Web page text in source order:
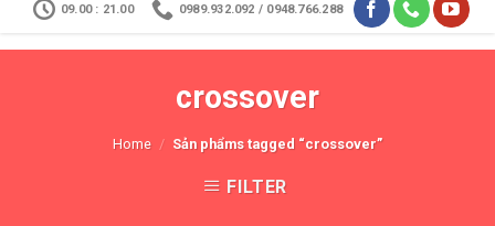
09.00 : 21.00 0989.932.092 / 0948.766.288
crossover
Home / Sản phẩms tagged “crossover”
FILTER